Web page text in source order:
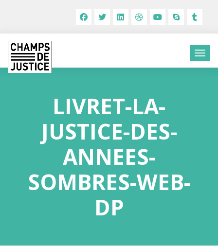
LIVRET-LA-
JUSTICE-DES-
ANNEES-
SOMBRES-WEB-
DP